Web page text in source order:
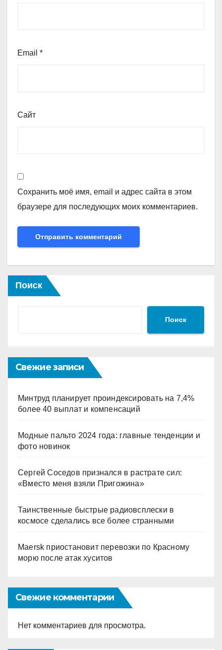
Email *
Сайт
Сохранить моё имя, email и адрес сайта в этом
браузере для последующих моих комментариев.
Поиск
Поиск
Свежие записи
Минтруд планирует проиндексировать на 7,4%
более 40 выплат и компенсаций
Модные пальто 2024 года: главные тенденции и
фото новинок
Сергей Соседов признался в растрате сил:
«Вместо меня взяли Пригожина»
Таинственные быстрые радиовсплески в
космосе сделались все более странными
Maersk приостановит перевозки по Красному
морю после атак хуситов
Свежие комментарии
Нет комментариев для просмотра.